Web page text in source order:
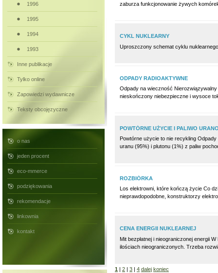
1996
1995
1994
1993
Inne publikacje
Tylko online
Zapowiedzi wydawnicze
Teksty obcojęzyczne
o nas
jeden procent
eco-mmerce
podziękowania
rekomendacje
linkownia
kontakt
zaburza funkcjonowanie żywych
CYKL NUKLEARNY
Uproszczony schemat cyklu
ODPADY RADIOAKTYWNE
Odpady na wieczność
nieskończony niebezpieczne i wysoce
POWTÓRNE UŻYCIE I PALIWO
Powtórne użycie to nie recykling
uranu (95%) i plutonu (1%) z paliw
ROZBIÓRKA
Los elektrowni, które kończą życie Co
nieprawdopodobne, konstruktorzy
CENA ENERGII NUKLEARNEJ
Mit bezpłatnej i nieograniczonej energii
ilościach nieograniczonych. Trzeba
1 | 2 | 3 | 4 dalej koniec